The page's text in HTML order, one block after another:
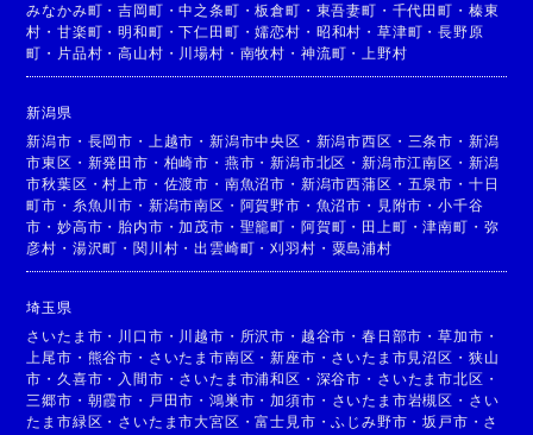
みなかみ町 ・吉岡町 ・中之条町 ・板倉町 ・ 東吾妻町 ・ 千代田町 ・ 榛東
村 ・甘楽町 ・明和町 ・下仁田町 ・嬬恋村 ・ 昭和村 ・ 草津町 ・長野原
町 ・ 片品村 ・高山村 ・ 川場村 ・ 南牧村 ・ 神流町 ・ 上野村
新潟県
新潟市 ・ 長岡市 ・ 上越市 ・新潟市中央区 ・ 新潟市西区 ・ 三条市 ・ 新潟
市東区 ・ 新発田市 ・ 柏崎市 ・ 燕市 ・新潟市北区 ・新潟市江南区 ・ 新潟
市秋葉区 ・村上市 ・ 佐渡市 ・ 南魚沼市 ・ 新潟市西蒲区 ・ 五泉市 ・ 十日
町市 ・ 糸魚川市 ・ 新潟市南区 ・ 阿賀野市 ・ 魚沼市 ・ 見附市 ・小千谷
市 ・妙高市 ・ 胎内市 ・加茂市 ・ 聖籠町 ・ 阿賀町 ・ 田上町 ・津南町 ・ 弥
彦村 ・ 湯沢町 ・関川村 ・出雲崎町 ・刈羽村 ・ 粟島浦村
埼玉県
さいたま市 ・ 川口市 ・ 川越市 ・ 所沢市 ・ 越谷市 ・春日部市 ・草加市 ・
上尾市 ・ 熊谷市 ・ さいたま市南区 ・新座市 ・ さいたま市見沼区 ・ 狭山
市 ・ 久喜市 ・ 入間市 ・ さいたま市浦和区 ・ 深谷市 ・ さいたま市北区 ・
三郷市 ・ 朝霞市 ・ 戸田市 ・鴻巣市 ・加須市 ・ さいたま市岩槻区 ・ さい
たま市緑区 ・ さいたま市大宮区 ・富士見市 ・ふじみ野市 ・坂戸市 ・ さ